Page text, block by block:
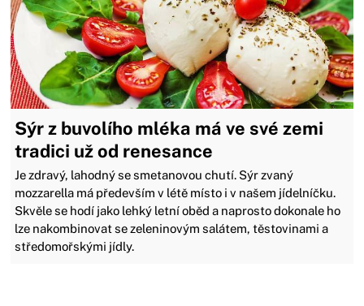
Sýr z buvolího mléka má ve své zemi
tradici už od renesance
Je zdravý, lahodný se smetanovou chutí. Sýr zvaný
mozzarella má především v létě místo i v našem jídelníčku.
Skvěle se hodí jako lehký letní oběd a naprosto dokonale ho
lze nakombinovat se zeleninovým salátem, těstovinami a
středomořskými jídly.